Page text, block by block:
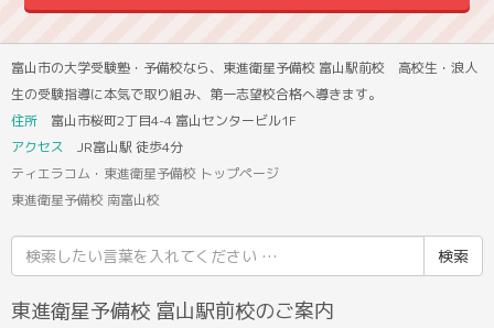
富山市の大学受験塾・予備校なら、東進衛星予備校 富山駅前校 高校生・浪人
生の受験指導に本気で取り組み、第一志望校合格へ導きます。
住所 富山市桜町2丁目4-4 富山センタービル1F
アクセス JR富山駅 徒歩4分
ティエラコム・東進衛星予備校 トップページ
東進衛星予備校 南富山校
索
結
東進衛星予備校 富山駅前校のご案内